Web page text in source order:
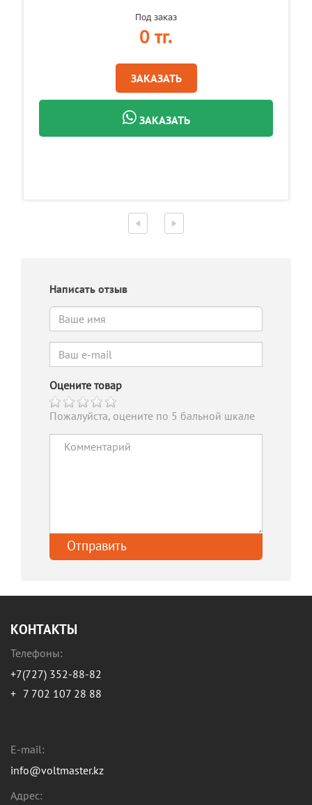
Под заказ
0 тг.
ЗАКАЗАТЬ
ЗАКАЗАТЬ
Написать отзыв
Оцените товар
Пожалуйста, оцените по 5 бальной шкале
КОНТАКТЫ
Телефоны:
+7(727) 352-88-82
+ 7 702 107 28 88
E-mail:
info@voltmaster.kz
Адрес: